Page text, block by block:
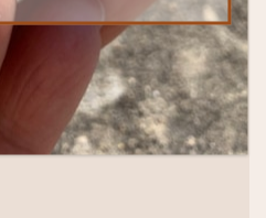
vos sens et
du goût